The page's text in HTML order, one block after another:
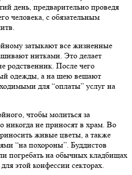
день, предварительно проведя
человека, с обязательным
затыкают все жизненные
нитками. Это делает
родственник. После чего
одежды, а на шею вешают
для “оплаты” услуг на
чтобы молиться за
никогда не приносят в храм. Во
живые цветы, а также
“на похороны”. Буддистов
погребать на обычных кладбищах
этой конфессии секторах.